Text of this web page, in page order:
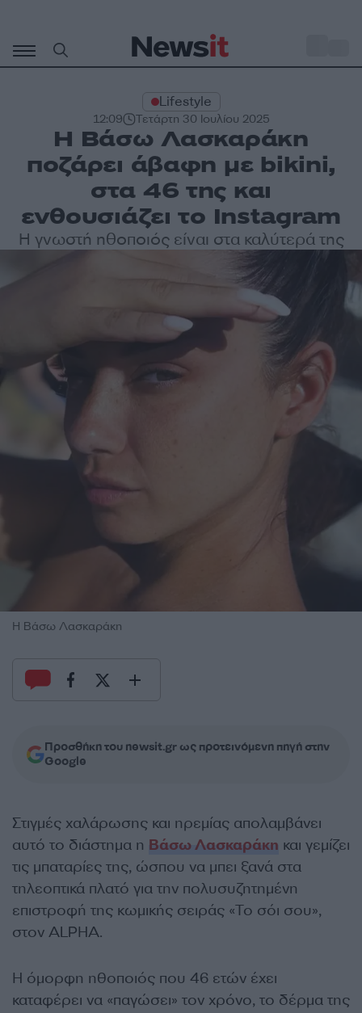
περιεχόμενο
Lifestyle
12:09 Τετάρτη 30 Ιουλίου 2025
Η Βάσω Λασκαράκη
ποζάρει άβαφη με bikini,
στα 46 της και
ενθουσιάζει το Instagram
Η γνωστή ηθοποιός είναι στα καλύτερά της
Η Βάσω Λασκαράκη
Προσθήκη του newsit.gr ως προτεινόμενη πηγή στην
Google
Στιγμές χαλάρωσης και ηρεμίας απολαμβάνει
αυτό το διάστημα η Βάσω Λασκαράκη και γεμίζει
τις μπαταρίες της, ώσπου να μπει ξανά στα
τηλεοπτικά πλατό για την πολυσυζητημένη
επιστροφή της κωμικής σειράς «Το σόι σου»,
στον ALPHA.
Η όμορφη ηθοποιός που 46 ετών έχει
καταφέρει να «παγώσει» τον χρόνο, το δέρμα της